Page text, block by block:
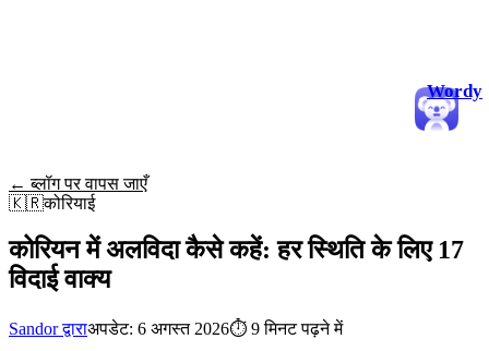
Wordy
← ब्लॉग पर वापस जाएँ
🇰🇷कोरियाई
कोरियन में अलविदा कैसे कहें: हर स्थिति के लिए 17
विदाई वाक्य
Sandor द्वाराअपडेट: 6 अगस्त 2026⏱ 9 मिनट पढ़ने में